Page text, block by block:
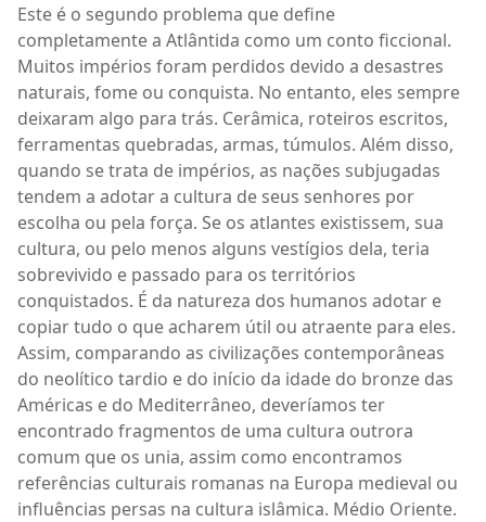
Este é o segundo problema que define
completamente a Atlântida como um conto ficcional.
Muitos impérios foram perdidos devido a desastres
naturais, fome ou conquista. No entanto, eles sempre
deixaram algo para trás. Cerâmica, roteiros escritos,
ferramentas quebradas, armas, túmulos. Além disso,
quando se trata de impérios, as nações subjugadas
tendem a adotar a cultura de seus senhores por
escolha ou pela força. Se os atlantes existissem, sua
cultura, ou pelo menos alguns vestígios dela, teria
sobrevivido e passado para os territórios
conquistados. É da natureza dos humanos adotar e
copiar tudo o que acharem útil ou atraente para eles.
Assim, comparando as civilizações contemporâneas
do neolítico tardio e do início da idade do bronze das
Américas e do Mediterrâneo, deveríamos ter
encontrado fragmentos de uma cultura outrora
comum que os unia, assim como encontramos
referências culturais romanas na Europa medieval ou
influências persas na cultura islâmica. Médio Oriente.